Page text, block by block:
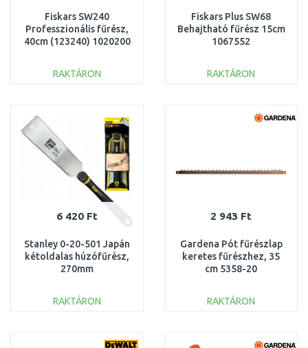
Fiskars SW240
Professzionális fűrész,
40cm (123240) 1020200
RAKTÁRON
Összehasonlítás
Fiskars Plus SW68
Behajtható fűrész 15cm
1067552
RAKTÁRON
Összehasonlítás
6 420 Ft
Stanley 0-20-501 Japán
kétoldalas húzófűrész,
270mm
RAKTÁRON
Összehasonlítás
2 943 Ft
Gardena Pót fűrészlap
keretes fűrészhez, 35
cm 5358-20
RAKTÁRON
Összehasonlítás